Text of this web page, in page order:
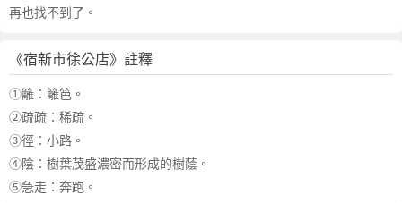
再也找不到了。
《宿新市徐公店》註釋
①籬：籬笆。
②疏疏：稀疏。
③徑：小路。
④陰：樹葉茂盛濃密而形成的樹蔭。
⑤急走：奔跑。